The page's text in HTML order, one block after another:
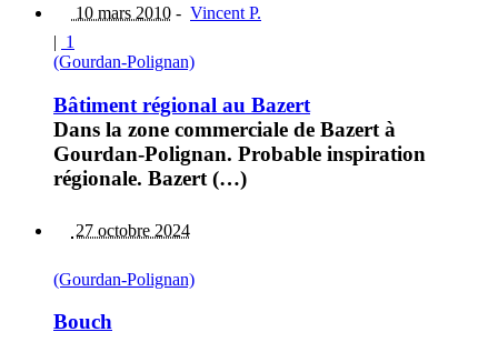
10 mars 2010 - Vincent P.
| 1
(Gourdan-Polignan)
Bâtiment régional au Bazert
Dans la zone commerciale de Bazert à
Gourdan-Polignan. Probable inspiration
régionale. Bazert (…)
27 octobre 2024
(Gourdan-Polignan)
Bouch